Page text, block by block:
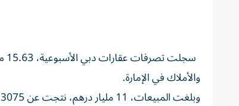
والأملاك في الإمارة.